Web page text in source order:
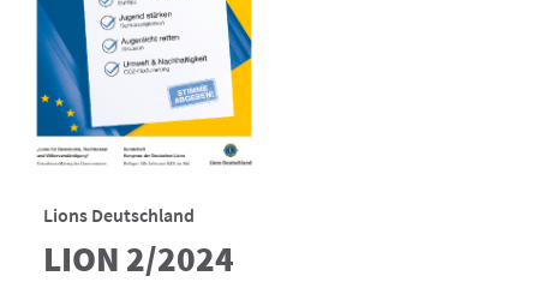
Lions Deutschland
LION 2/2024